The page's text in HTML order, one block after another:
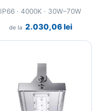
de la 2.030,06lei
IP66 · 4000K · 30W–70W